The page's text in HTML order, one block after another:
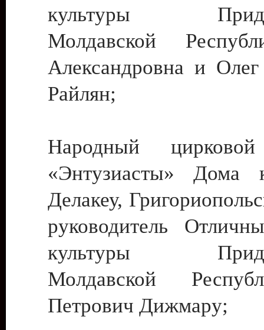
культуры
Молдавской
Александровна и
Райлян;
Народный цирковой
«Энтузиасты» Дома
Делакеу,
руководитель
культуры
Молдавской
Петрович Дижмару;